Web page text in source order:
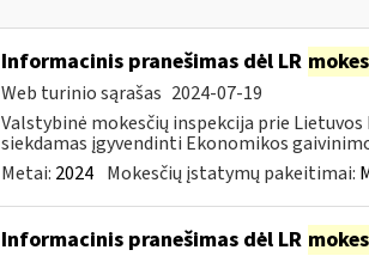
Informacinis pranešimas dėl LR
Web turinio sąrašas 2024-07-19
Valstybinė mokesčių inspekcija prie
siekdamas įgyvendinti Ekonomikos
Metai: 2024 Mokesčių įstatymų pakeitimai:
Informacinis pranešimas dėl LR